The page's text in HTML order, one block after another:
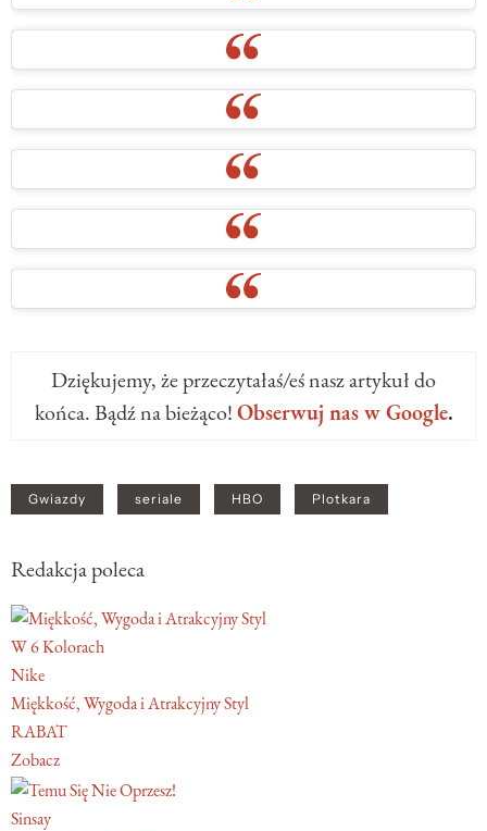
Dziękujemy, że przeczytałaś/eś nasz artykuł do
końca. Bądź na bieżąco!Obserwuj nas w Google.
Gwiazdy seriale HBO Plotkara
Redakcja poleca
W 6 Kolorach
Nike
Miękkość, Wygoda i Atrakcyjny Styl
RABAT
Zobacz
Sinsay